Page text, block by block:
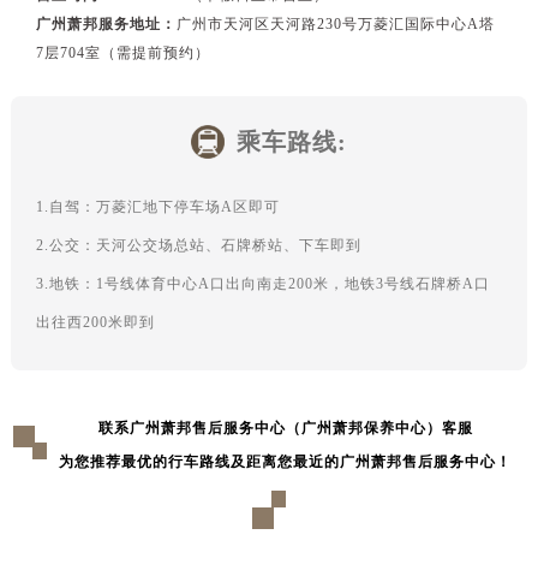
广州萧邦服务地址： 广州市天河区天河路230号万菱汇国际中心A塔
7层704室（需提前预约）
乘车路线:
1.自驾：万菱汇地下停车场A区即可
2.公交：天河公交场总站、石牌桥站、下车即到
3.地铁：1号线体育中心A口出向南走200米，地铁3号线石牌桥A口
出往西200米即到
联系广州萧邦售后服务中心（广州萧邦保养中心）客服
为您推荐最优的行车路线及距离您最近的广州萧邦售后服务中心！